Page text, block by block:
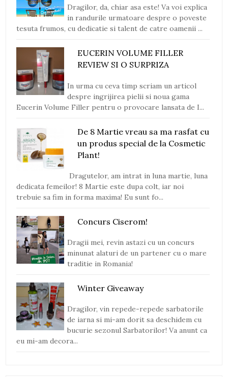
Dragilor, da, chiar asa este! Va voi explica
in randurile urmatoare despre o poveste
tesuta frumos, cu dedicatie si talent de catre oamenii ...
EUCERIN VOLUME FILLER
REVIEW SI O SURPRIZA
In urma cu ceva timp scriam un articol
despre ingrijirea pielii si noua gama
Eucerin Volume Filler pentru o provocare lansata de I...
De 8 Martie vreau sa ma rasfat cu
un produs special de la Cosmetic
Plant!
Dragutelor, am intrat in luna martie, luna
dedicata femeilor! 8 Martie este dupa colt, iar noi
trebuie sa fim in forma maxima! Eu sunt fo...
Concurs Ciserom!
Dragii mei, revin astazi cu un concurs
minunat alaturi de un partener cu o mare
traditie in Romania!
Winter Giveaway
Dragilor, vin repede-repede sarbatorile
de iarna si mi-am dorit sa deschidem cu
bucurie sezonul Sarbatorilor! Va anunt ca
eu mi-am decora...